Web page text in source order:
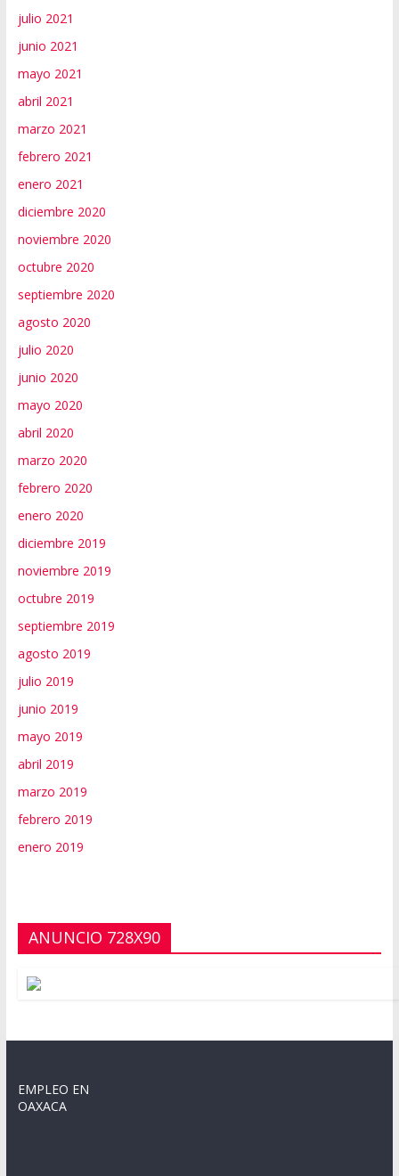
julio 2021
junio 2021
mayo 2021
abril 2021
marzo 2021
febrero 2021
enero 2021
diciembre 2020
noviembre 2020
octubre 2020
septiembre 2020
agosto 2020
julio 2020
junio 2020
mayo 2020
abril 2020
marzo 2020
febrero 2020
enero 2020
diciembre 2019
noviembre 2019
octubre 2019
septiembre 2019
agosto 2019
julio 2019
junio 2019
mayo 2019
abril 2019
marzo 2019
febrero 2019
enero 2019
ANUNCIO 728X90
EMPLEO EN
OAXACA